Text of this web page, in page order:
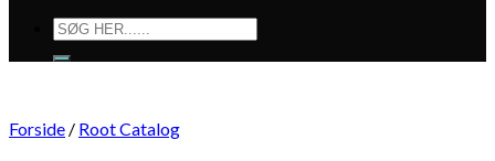
Søg
efter:
Forside / Root Catalog